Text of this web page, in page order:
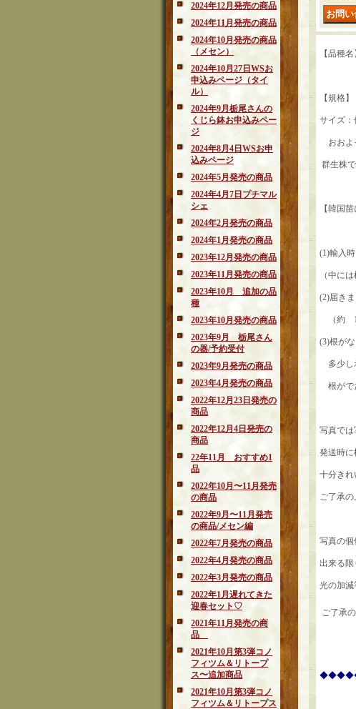
2024年12月発売の商品
2024年11月発売の商品
2024年10月発売の商品
（メセン）
2024年10月27日WSお
申込みページ（タイ
ル）
2024年9月栃尾さんの
くじら鉢お申込みペー
ジ
2024年8月4日WSお申
込みページ
2024年5月発売の商品
2024年4月7日プチマル
シェ
2024年2月発売の商品
2024年1月発売の商品
2023年12月発売の商品
2023年11月発売の商品
2023年10月 追加の品
種
2023年10月発売の商品
2023年9月 栃尾さん
の器/予約受付
2023年9月発売の商品
2023年4月発売の商品
2022年12月23日発売の
商品
2022年12月4日発売の
商品
22年11月 おすすめ1
品
2022年10月〜11月発売
の商品
2022年9月〜11月発売
の商品/メセン編
2022年7月発売の商品
2022年4月発売の商品
2022年3月発売の商品
2022年1月遅れてきた
迎春セット♡
2021年11月発売の商
品
2021年10月第3弾コノ
フィツム＆リトープ
ス〜追加商品
2021年10月第3弾コノ
フィツム＆リトープス
【品種
【規格
サイズ：
おおよ
群生株
【韓国
(1)輸入
（中に
(2)届き
（約 1-
(3)根が
多少し
根がで
写真では
発送時に
十分きれ
ご了承の
写真の個
出来る限
光の加減
ご了承